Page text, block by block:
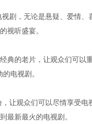
剧，无论是悬疑、爱情
视听盛宴。
典的老片，让观众们可以
电视剧。
让观众们可以尽情享受
最新最火的电视剧。